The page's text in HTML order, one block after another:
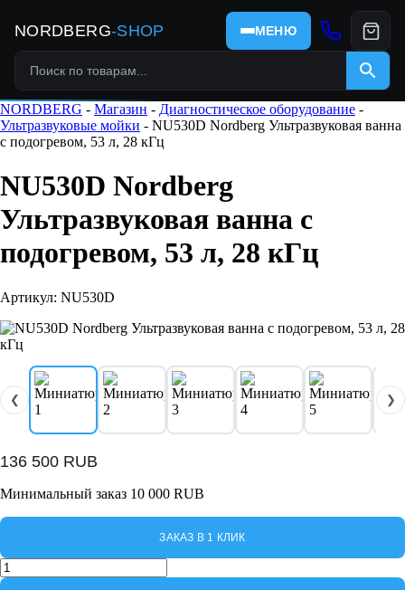
NORDBERG-SHOP МЕНЮ
NORDBERG - Магазин - Диагностическое оборудование -
Ультразвуковые мойки - NU530D Nordberg Ультразвуковая ванна
с подогревом, 53 л, 28 кГц
NU530D Nordberg
Ультразвуковая ванна с
подогревом, 53 л, 28 кГц
Артикул: NU530D
❮ ❯
136 500 RUB
Минимальный заказ 10 000 RUB
ЗАКАЗ В 1 КЛИК
Количество
товара